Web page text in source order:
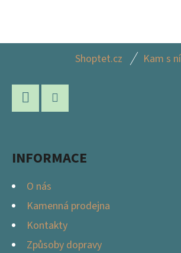
Shoptet.cz Kam s
INFORMACE
O nás
Kamenná prodejna
Kontakty
Způsoby dopravy